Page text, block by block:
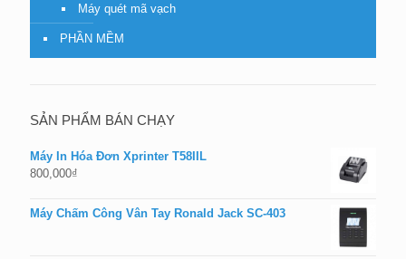
Máy quét mã vạch
PHẦN MỀM
SẢN PHẨM BÁN CHẠY
Máy In Hóa Đơn Xprinter T58IIL
800,000₫
Máy Chấm Công Vân Tay Ronald Jack SC-403